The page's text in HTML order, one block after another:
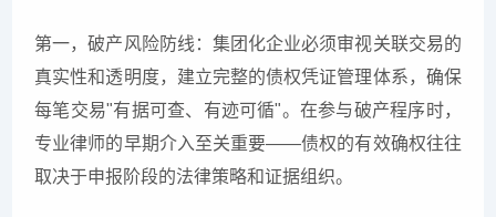
第一，破产风险防线：集团化企业必须审视关联交易的
真实性和透明度，建立完整的债权凭证管理体系，确保
每笔交易"有据可查、有迹可循"。在参与破产程序时，
专业律师的早期介入至关重要——债权的有效确权往往
取决于申报阶段的法律策略和证据组织。